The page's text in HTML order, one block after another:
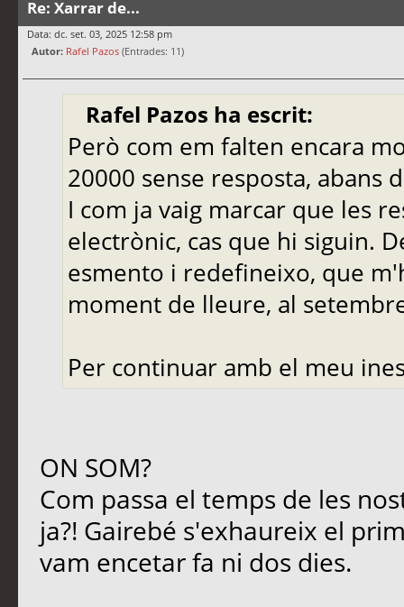
Re: Xarrar de...
Data: dc. set. 03, 2025 12:58 pm
Autor: Rafel Pazos (Entrades: 11)
Rafel Pazos ha escrit:
Però com em falten encara
20000 sense resposta, abans
I com ja vaig marcar que les
electrònic, cas que hi siguin.
esmento i redefineixo, que
moment de lleure, al
Per continuar amb el meu
ON SOM?
Com passa el temps de les
ja?! Gairebé s'exhaureix el
vam encetar fa ni dos dies.